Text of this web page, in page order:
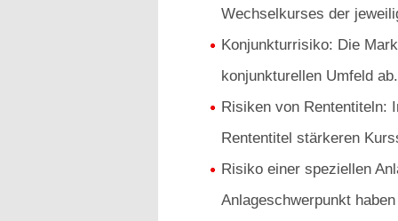
Wechselkurses der
Konjunkturrisiko: Die
konjunkturellen Umfeld ab.
Risiken von Rententiteln:
Rententitel stärkeren
Risiko einer speziellen
Anlageschwerpunkt